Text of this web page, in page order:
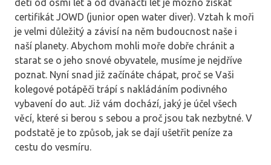
děti od osmi let a od dvanácti let je možno získat
certifikát JOWD (junior open water diver). Vztah k moři
je velmi důležitý a závisí na něm budoucnost naše i
naší planety. Abychom mohli moře dobře chránit a
starat se o jeho snové obyvatele, musíme je nejdříve
poznat. Nyní snad již začínáte chápat, proč se Vaši
kolegové potápěči trápí s nakládáním podivného
vybavení do aut. Již vám dochází, jaký je účel všech
věcí, které si berou s sebou a proč jsou tak nezbytné. V
podstatě je to způsob, jak se dají ušetřit peníze za
cestu do vesmíru.